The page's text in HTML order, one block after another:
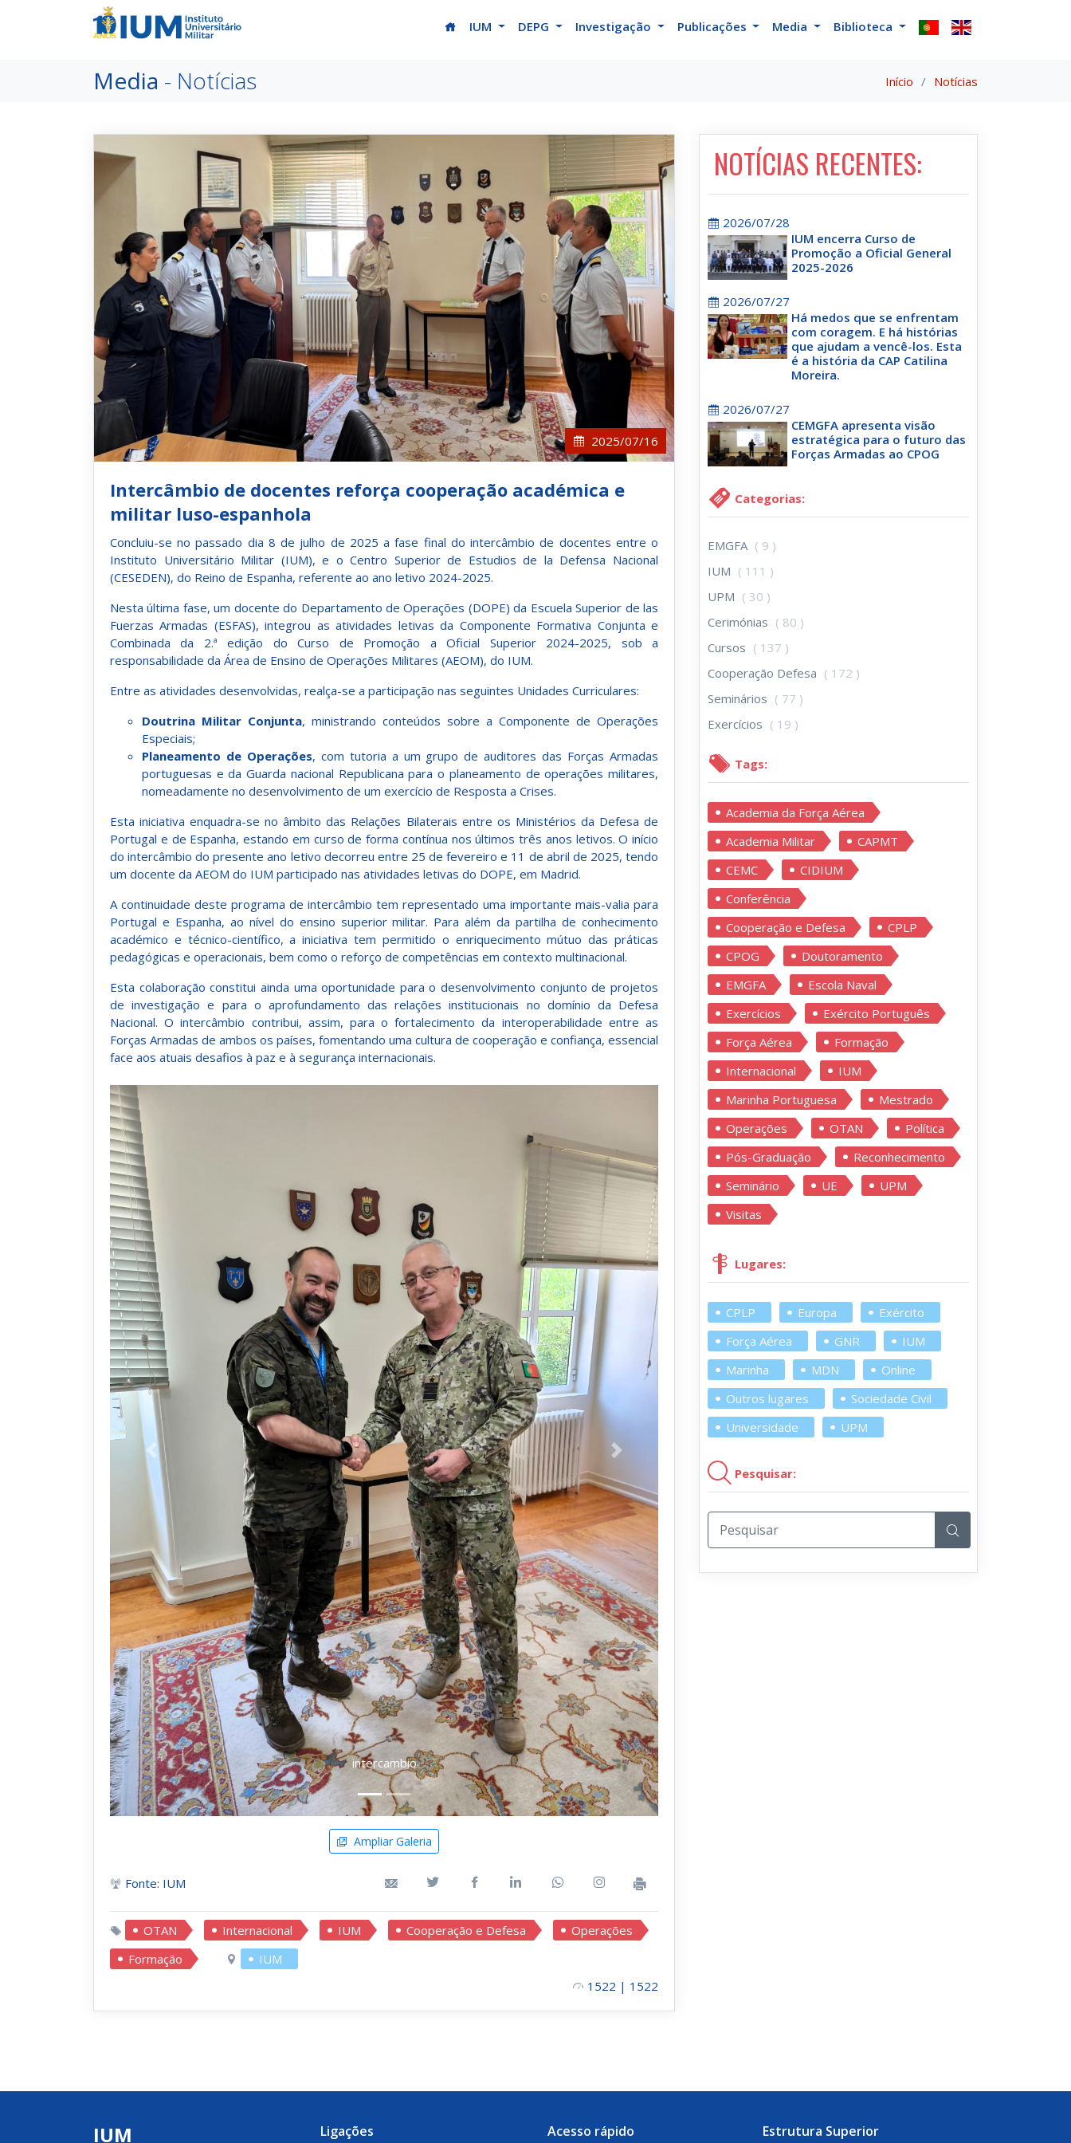
(current)
IUM DEPG Investigação Publicações Media Biblioteca
Media - Notícias Início Notícias
2025/07/16
Intercâmbio de docentes reforça cooperação académica e
militar luso-espanhola
Concluiu-se no passado dia 8 de julho de 2025 a fase final do intercâmbio de docentes entre o
Instituto Universitário Militar (IUM), e o Centro Superior de Estudios de la Defensa Nacional
(CESEDEN), do Reino de Espanha, referente ao ano letivo 2024-2025.
Nesta última fase, um docente do Departamento de Operações (DOPE) da Escuela Superior de las
Fuerzas Armadas (ESFAS), integrou as atividades letivas da Componente Formativa Conjunta e
Combinada da 2.ª edição do Curso de Promoção a Oficial Superior 2024-2025, sob a
responsabilidade da Área de Ensino de Operações Militares (AEOM), do IUM.
Entre as atividades desenvolvidas, realça-se a participação nas seguintes Unidades Curriculares:
Doutrina Militar Conjunta, ministrando conteúdos sobre a Componente de Operações
Especiais;
Planeamento de Operações, com tutoria a um grupo de auditores das Forças Armadas
portuguesas e da Guarda nacional Republicana para o planeamento de operações militares,
nomeadamente no desenvolvimento de um exercício de Resposta a Crises.
Esta iniciativa enquadra-se no âmbito das Relações Bilaterais entre os Ministérios da Defesa de
Portugal e de Espanha, estando em curso de forma contínua nos últimos três anos letivos. O início
do intercâmbio do presente ano letivo decorreu entre 25 de fevereiro e 11 de abril de 2025, tendo
um docente da AEOM do IUM participado nas atividades letivas do DOPE, em Madrid.
A continuidade deste programa de intercâmbio tem representado uma importante mais-valia para
Portugal e Espanha, ao nível do ensino superior militar. Para além da partilha de conhecimento
académico e técnico-científico, a iniciativa tem permitido o enriquecimento mútuo das práticas
pedagógicas e operacionais, bem como o reforço de competências em contexto multinacional.
Esta colaboração constitui ainda uma oportunidade para o desenvolvimento conjunto de projetos
de investigação e para o aprofundamento das relações institucionais no domínio da Defesa
Nacional. O intercâmbio contribui, assim, para o fortalecimento da interoperabilidade entre as
Forças Armadas de ambos os países, fomentando uma cultura de cooperação e confiança, essencial
face aos atuais desafios à paz e à segurança internacionais.
intercambio
Anterior Próximo
Ampliar Galeria
Fonte: IUM
OTAN Internacional IUM Cooperação e Defesa
Operações
Formação
IUM
1522 | 1522
NOTÍCIAS RECENTES:
2026/07/28
IUM encerra Curso de
Promoção a Oficial General
2025-2026
2026/07/27
Há medos que se enfrentam
com coragem. E há histórias
que ajudam a vencê-los. Esta
é a história da CAP Catilina
Moreira.
2026/07/27
CEMGFA apresenta visão
estratégica para o futuro das
Forças Armadas ao CPOG
Categorias:
EMGFA ( 9 )
IUM ( 111 )
UPM ( 30 )
Cerimónias ( 80 )
Cursos ( 137 )
Cooperação Defesa ( 172 )
Seminários ( 77 )
Exercícios ( 19 )
Tags:
Academia da Força Aérea
Academia Militar
CAPMT
CEMC
CIDIUM
Conferência
Cooperação e Defesa
CPLP
CPOG
Doutoramento
EMGFA
Escola Naval
Exercícios
Exército Português
Força Aérea
Formação
Internacional
IUM
Marinha Portuguesa
Mestrado
Operações
OTAN
Política
Pós-Graduação
Reconhecimento
Seminário
UE
UPM
Visitas
Lugares:
CPLP Europa
Exército
Força Aérea
GNR
IUM
Marinha
MDN
Online
Outros lugares
Sociedade Civil
Universidade
UPM
Pesquisar:
IUM Ligações Acesso rápido Estrutura Superior